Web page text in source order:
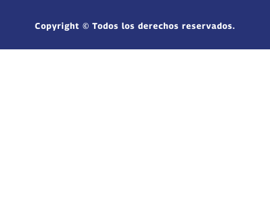
Copyright © Todos los derechos reservados.